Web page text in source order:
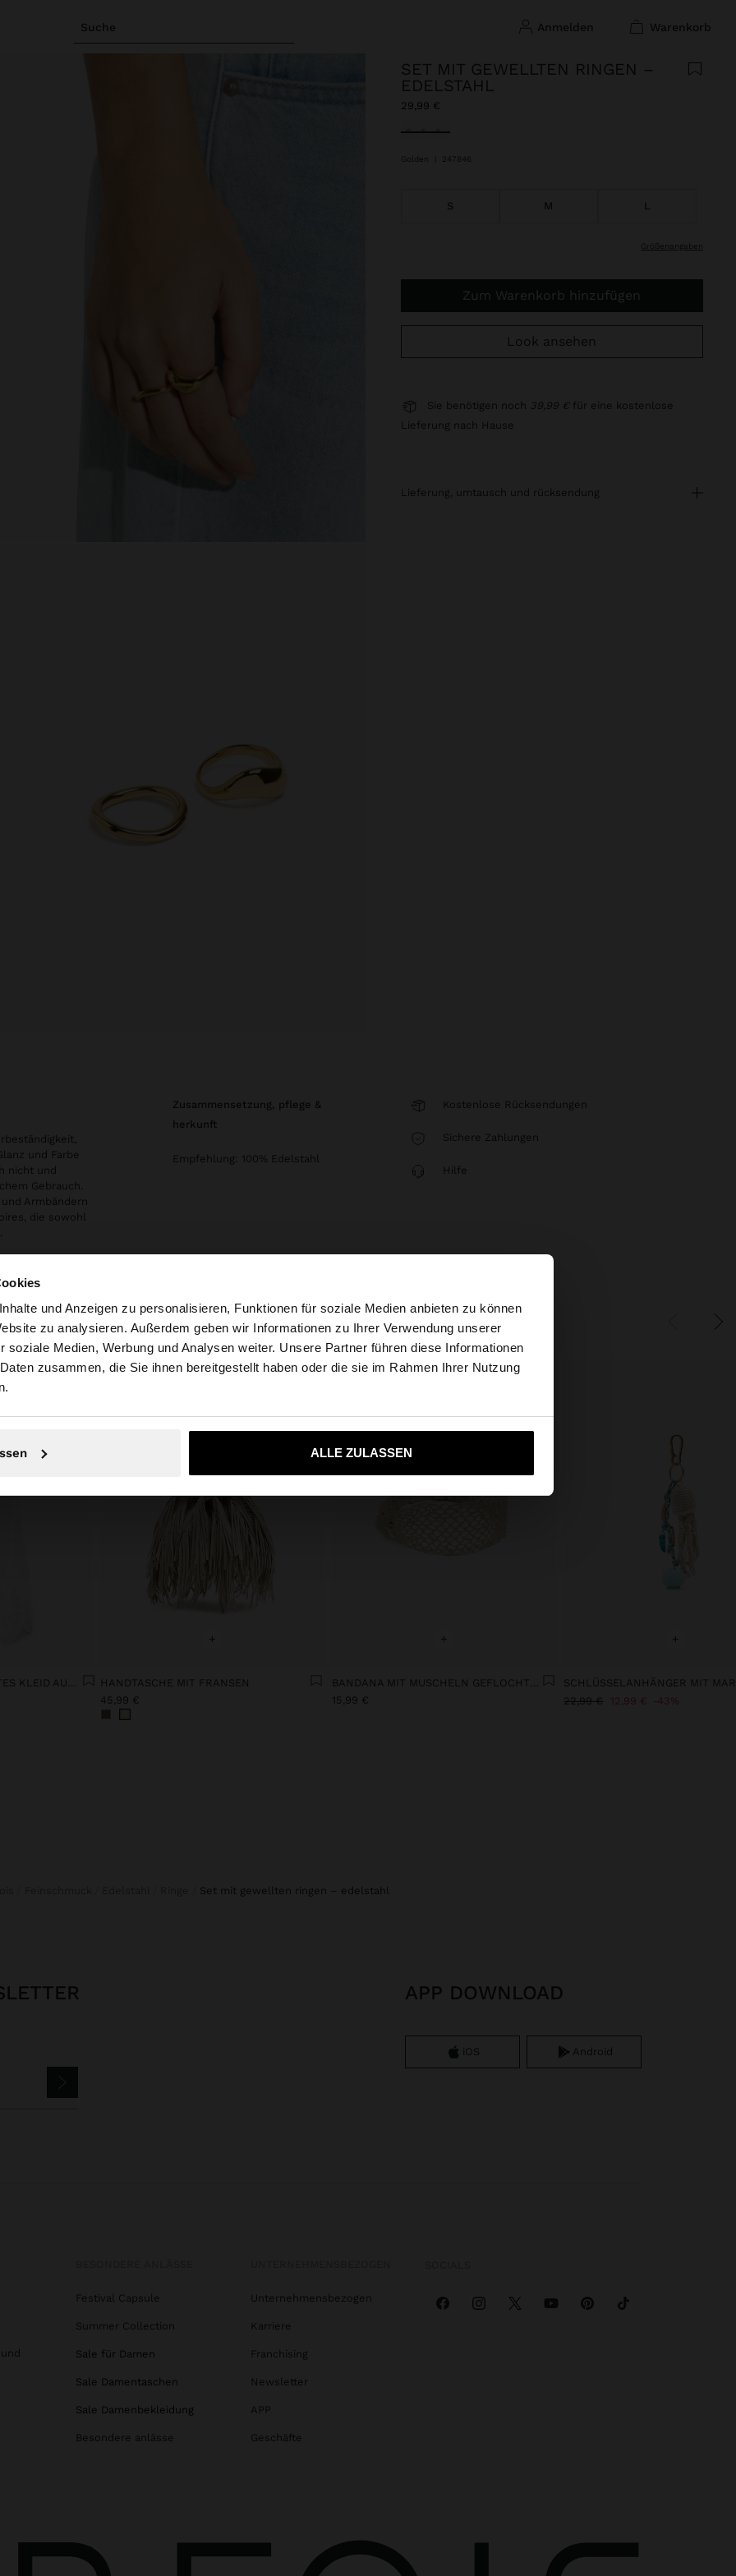
und Anzeigen zu personalisieren, Funktionen für soziale Medien anbieten zu können
zu analysieren. Außerdem geben wir Informationen zu Ihrer Verwendung unserer
soziale Medien, Werbung und Analysen weiter. Unsere Partner führen diese Informationen
zusammen, die Sie ihnen bereitgestellt haben oder die sie im Rahmen Ihrer Nutzung
ALLE ZULASSEN
Suche anmelden warenkorb
×
auf die Website zu. Möchten Sie unsere United States Website
Nein, bleiben Sie bei Luxembourg Ja, bringen Sie mich zu United States
SET MIT GEWELLTEN RINGEN –
EDELSTAHL
29,99 €
ausgewählt
Golden 247846
S M L
größenangaben
Zum Warenkorb hinzufügen
Look ansehen
Sie benötigen noch 39,99 €
für eine kostenlose
Lieferung nach Hause
lieferung, umtausch und rücksendung
und Farbe
nicht und
Gebrauch.
Armbändern
die sowohl
zusammensetzung, pflege &
herkunft
Empfehlung: 100% Edelstahl
Kostenlose Rücksendungen
Sichere Zahlungen
Hilfe
+
HANDTASCHE MIT FRANSEN
45,99 €
+
15,99 €
+
22,99 € 12,99 € 43%
set mit gewellten ringen – edelstahl
APP DOWNLOAD
iOS Android
Festival Capsule
Summer Collection
Sale für Damen
Sale Damentaschen
Sale Damenbekleidung
Besondere anlässe
Unternehmensbezogen
Karriere
Franchising
Newsletter
APP
Geschäfte